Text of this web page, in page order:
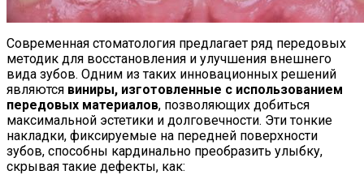
Современная стоматология предлагает ряд передовых
методик для восстановления и улучшения внешнего
вида зубов. Одним из таких инновационных решений
являются виниры, изготовленные с использованием
передовых материалов, позволяющих добиться
максимальной эстетики и долговечности. Эти тонкие
накладки, фиксируемые на передней поверхности
зубов, способны кардинально преобразить улыбку,
скрывая такие дефекты, как: